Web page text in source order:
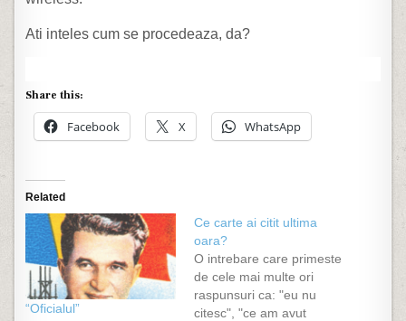
Ati inteles cum se procedeaza, da?
Share this:
Facebook X WhatsApp
Related
“Oficialul”
Ce carte ai citit ultima
oara?
O intrebare care primeste
de cele mai multe ori
raspunsuri ca: "eu nu
citesc", "ce am avut